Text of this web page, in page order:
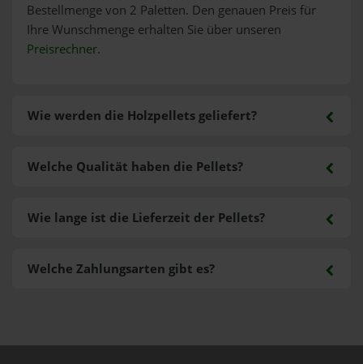
Bestellmenge von 2 Paletten. Den genauen Preis für
Ihre Wunschmenge erhalten Sie über unseren
Preisrechner.
Wie werden die Holzpellets geliefert?
Welche Zahlungsarten gibt es?
Welche Qualität haben die Pellets?
Wie lange ist die Lieferzeit der Pellets?